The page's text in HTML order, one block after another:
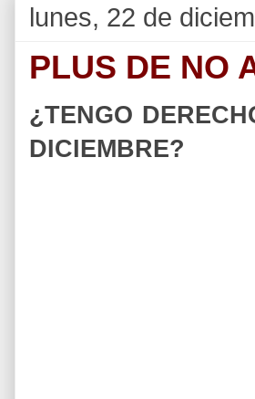
lunes, 22 de
PLUS DE NO
¿TENGO
DICIEMBRE?